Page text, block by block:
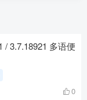
/ 3.7.18921 多语便
0